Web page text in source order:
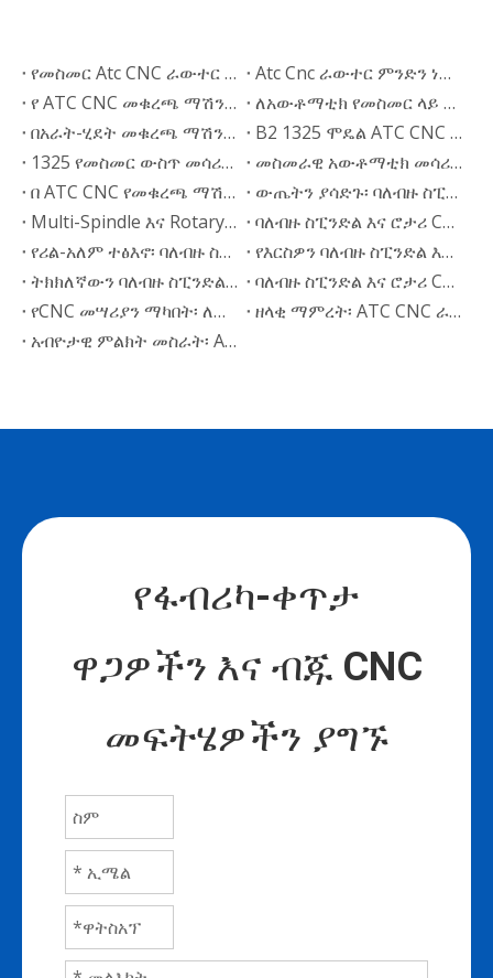
የመስመር Atc CNC ራውተር ማሽን እንዴት እገዛለሁ?
Atc Cnc ራውተር ምንድን ነው?
የ ATC CNC መቁረጫ ማሽን የመቁረጫ ፍጥነት ምን ያህል ነው?
ለአውቶማቲክ የመስመር ላይ መሳሪያ ለውጥ Atc Cnc Router መተግበሪያ ኢንዱስትሪ መፍትሄዎች
በአራት-ሂደት መቁረጫ ማሽን እና በመስመር ላይ መሳሪያ በሚቀይር ATC CNC ራውተር መካከል ማወዳደር
B2 1325 ሞዴል ATC CNC የመቁረጫ ማሽን ወደ ግሪክ ተልኳል።
1325 የመስመር ውስጥ መሳሪያ ለውጥ ATC የእንጨት መቁረጫ ማሽን ወደ ፖርቱጋል መላክ
መስመራዊ አውቶማቲክ መሳሪያ መለወጫ ATC CNC ራውተር ወደ ኢንዶኔዥያ መላኪያ
በ ATC CNC የመቁረጫ ማሽን መሣሪያ መጽሔት መካከል ያለው ልዩነት?
ውጤትን ያሳድጉ፡ ባለብዙ ስፒንድል እና የRotary CNC ቅልጥፍናን ለመጨመር ተግባራዊ ምክሮች
Multi-Spindle እና Rotary vs. Standard CNC፡ የትኛው መሳሪያ ነው ከምርትዎ ጋር የሚስማማው?
ባለብዙ ስፒንድል እና ሮታሪ CNC ራውተሮች መላ መፈለግ፡ የመጨረሻው የጥገና መመሪያ
የሪል-አለም ተፅእኖ፡ ባለብዙ ስፒንድል እና ሮታሪ CNC ራውተር በእንጨት ስራ ላይ
የእርስዎን ባለብዙ ስፒንድል እና ሮታሪ CNC ራውተር፡ ኦፕሬሽን እና የጥገና መመሪያን መቆጣጠር
ትክክለኛውን ባለብዙ ስፒንድል እና ሮታሪ CNC ራውተር እንዴት እንደሚመረጥ፡ የግዢ መመሪያ
ባለብዙ ስፒንድል እና ሮታሪ CNC ራውተር፡ ቴክኒካዊ ዝርዝሮች እና ባህሪያት ጥልቅ ዳይቭ
የCNC መሣሪያን ማካበት፡ ለኤቲሲ ራውተሮች ምርጫ እና አስተዳደር መመሪያ
ዘላቂ ማምረት፡ ATC CNC ራውተሮች እንዴት ኢኮ ተስማሚ ምርትን እንደሚነዱ
አብዮታዊ ምልክት መስራት፡ ATC CNC ራውተር አፕሊኬሽኖች እና የጉዳይ ጥናቶች
የፋብሪካ-ቀጥታ
ዋጋዎችን እና ብጁ CNC
መፍትሄዎችን ያግኙ